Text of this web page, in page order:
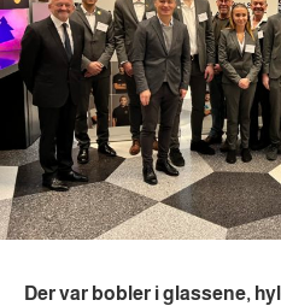
Der var bobler i glassene,